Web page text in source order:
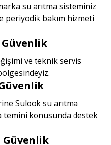
su arıtma sisteminiz
periyodik bakım hizmeti
Güvenlik
ve teknik servis
Sulook su arıtma
temini konusunda destek
Güvenlik